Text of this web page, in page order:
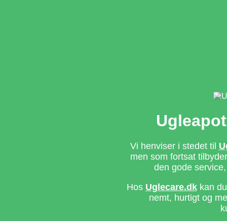
Vi henviser i stedet til
men som fortsat
den gode
Hos Uglecare.dkkan du
nemt, hurtigt og